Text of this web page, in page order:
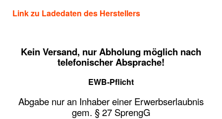
Link zu Ladedaten des Herstellers
Kein Versand, nur Abholung möglich nach
telefonischer Absprache!
EWB-Pflicht
Abgabe nur an Inhaber einer Erwerbserlaubnis
gem. § 27 SprengG